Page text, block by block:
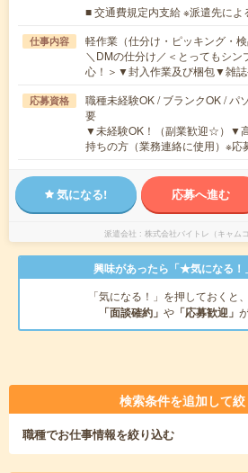
■ 交通費規定内支給 ※派遣先によ
仕事内容
軽作業（仕分け・ピッキング・検
＼DMの仕分け／＜とってもシン
心！＞▼封入作業及び梱包▼雑
応募資格
職種未経験OK / ブランクOK / パ
要
▼未経験OK！（副業歓迎☆）▼
持ちの方（業務連絡に使用）※
気になる! 応募へ進む
派遣会社 株式会社バイトレ（キャム
興味があったら「★気になる！
「気になる！」を押しておくと
「面談確約」 や 「応募歓迎」
検索条件を追加して
職種でお仕事情報を絞り込む